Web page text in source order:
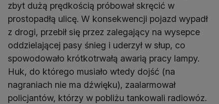
zbyt dużą prędkością próbował skręcić w
prostopadłą ulicę. W konsekwencji pojazd wypadł
z drogi, przebił się przez zalegający na wysepce
oddzielającej pasy śnieg i uderzył w słup, co
spowodowało krótkotrwałą awarią pracy lampy.
Huk, do którego musiało wtedy dojść (na
nagraniach nie ma dźwięku), zaalarmował
policjantów, którzy w pobliżu tankowali radiowóz.